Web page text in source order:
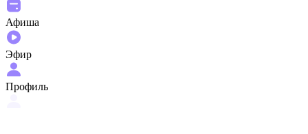
Афиша
Эфир
Профиль